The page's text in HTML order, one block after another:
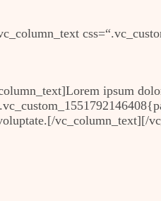
ipsum
vc_column_text][/